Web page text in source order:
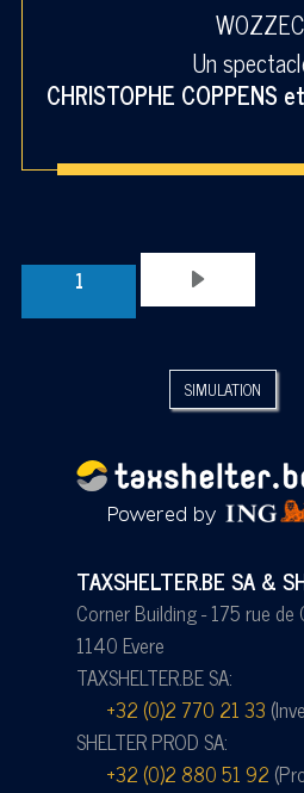
Un
CHRISTOPHE COPPENS et
PAGINATION
1
Page
SIMULATION
TAXSHELTER.BE SA &
Corner Building - 175 rue de
1140 Evere
TAXSHELTER.BE SA:
+32 (0)2 770 21 33
SHELTER PROD SA:
+32 (0)2 880 51 92